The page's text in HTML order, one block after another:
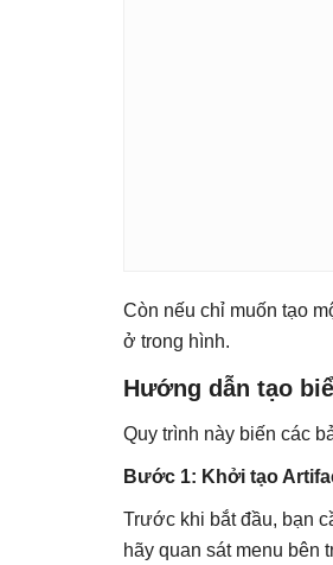
Còn nếu chỉ muốn tạo
ở trong hình.
Hướng dẫn tạo
Quy trình này biến các
Bước 1: Khởi tạo
Trước khi bắt đầu, bạn
hãy quan sát menu bên